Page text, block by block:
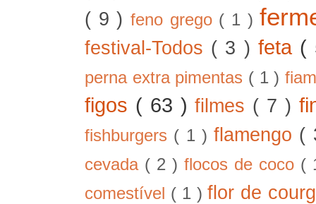
( 9 ) feno grego ( 1 )
festival-Todos ( 3 ) feta (
perna extra pimentas ( 1 )
figos ( 63 )filmes ( 7 )
fishburgers ( 1 )flamengo (
cevada ( 2 )flocos de coco (
comestível ( 1 )flor de